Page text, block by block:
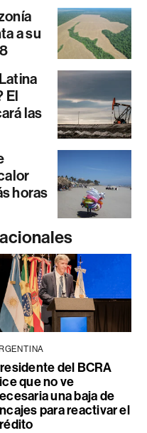
a su
El
las
horas
del BCRA
que no ve
una baja de
para reactivar el